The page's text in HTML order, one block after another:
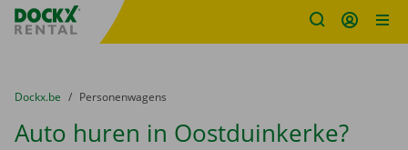
Fratello DEMO
U bevindt zich hier:
van
Dockx.be naar
Personenwagens
Auto huren in Oostduinkerke?